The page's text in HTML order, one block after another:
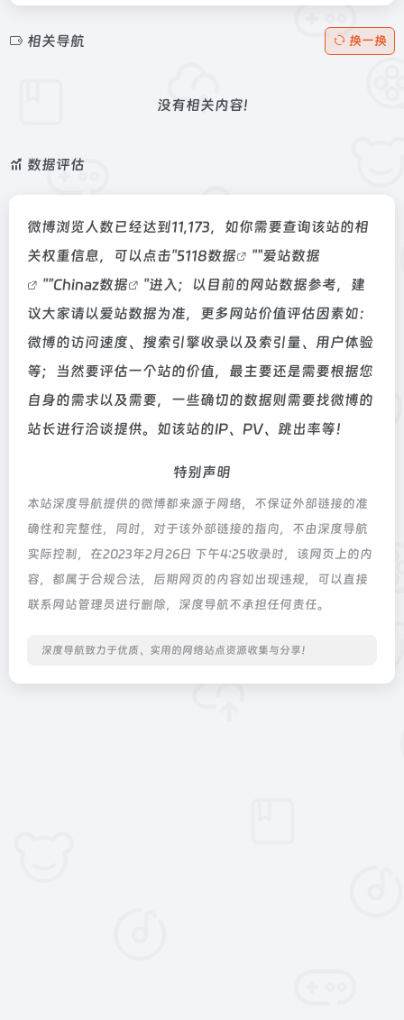
相关导航 换一换
没有相关内容!
数据评估
微博浏览人数已经达到11,173，如你需要查询该站的相
关权重信息，可以点击"5118数据 ""爱站数据
""Chinaz数据
"进入；以目前的网站数据参考，建
议大家请以爱站数据为准，更多网站价值评估因素如：
微博的访问速度、搜索引擎收录以及索引量、用户体验
等；当然要评估一个站的价值，最主要还是需要根据您
自身的需求以及需要，一些确切的数据则需要找微博的
站长进行洽谈提供。如该站的IP、PV、跳出率等！
特别声明
本站深度导航提供的微博都来源于网络，不保证外部链接的准
确性和完整性，同时，对于该外部链接的指向，不由深度导航
实际控制，在2023年2月26日 下午4:25收录时，该网页上的内
容，都属于合规合法，后期网页的内容如出现违规，可以直接
联系网站管理员进行删除，深度导航不承担任何责任。
深度导航致力于优质、实用的网络站点资源收集与分享！